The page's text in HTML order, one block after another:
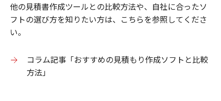
他の見積書作成ツールとの比較方法や、自社に合ったソ
フトの選び方を知りたい方は、こちらを参照してくださ
い。
コラム記事「おすすめの見積もり作成ソフトと比較
方法」